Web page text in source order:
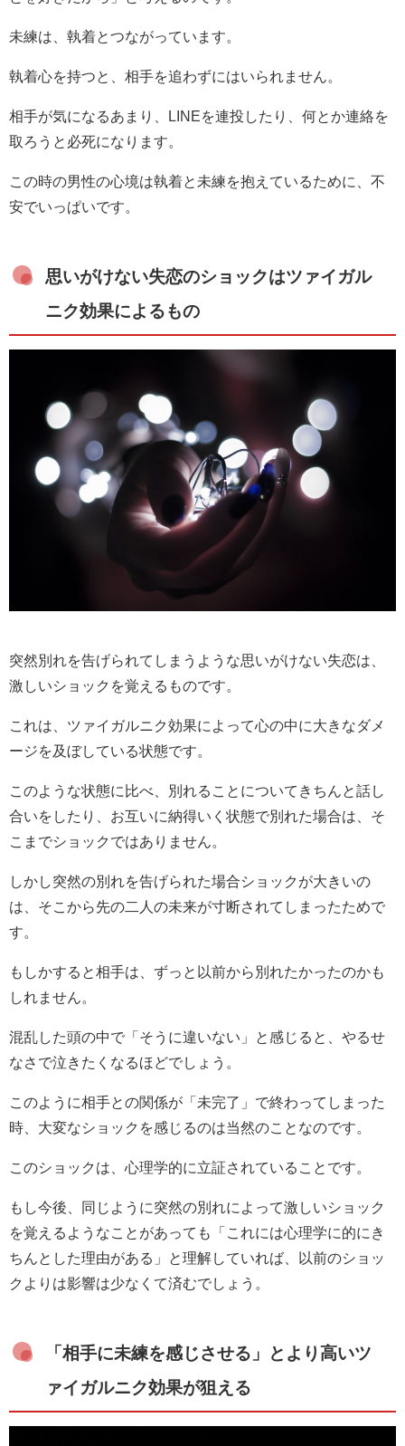
未練は、執着とつながっています。
執着心を持つと、相手を追わずにはいられません。
相手が気になるあまり、LINEを連投したり、何とか連絡を
取ろうと必死になります。
この時の男性の心境は執着と未練を抱えているために、不
安でいっぱいです。
思いがけない失恋のショックはツァイガル
ニク効果によるもの
突然別れを告げられてしまうような思いがけない失恋は、
激しいショックを覚えるものです。
これは、ツァイガルニク効果によって心の中に大きなダメ
ージを及ぼしている状態です。
このような状態に比べ、別れることについてきちんと話し
合いをしたり、お互いに納得いく状態で別れた場合は、そ
こまでショックではありません。
しかし突然の別れを告げられた場合ショックが大きいの
は、そこから先の二人の未来が寸断されてしまったためで
す。
もしかすると相手は、ずっと以前から別れたかったのかも
しれません。
混乱した頭の中で「そうに違いない」と感じると、やるせ
なさで泣きたくなるほどでしょう。
このように相手との関係が「未完了」で終わってしまった
時、大変なショックを感じるのは当然のことなのです。
このショックは、心理学的に立証されていることです。
もし今後、同じように突然の別れによって激しいショック
を覚えるようなことがあっても「これには心理学に的にき
ちんとした理由がある」と理解していれば、以前のショッ
クよりは影響は少なくて済むでしょう。
「相手に未練を感じさせる」とより高いツ
ァイガルニク効果が狙える